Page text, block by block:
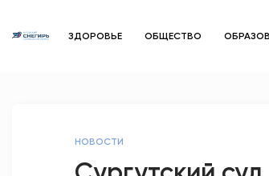
ЗДОРОВЬЕ ОБЩЕСТВО
НОВОСТИ